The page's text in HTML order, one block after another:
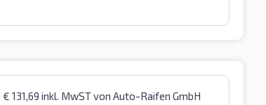
€ 131,69 inkl. MwSTvon Auto-Raifen GmbH